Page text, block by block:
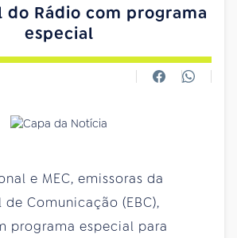
do Rádio com programa
especial
e MEC, emissoras da
de Comunicação (EBC),
programa especial para